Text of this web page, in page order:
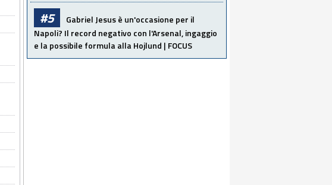
#5
Gabriel Jesus è un'occasione per il
Napoli? Il record negativo con l'Arsenal, ingaggio
e la possibile formula alla Hojlund | FOCUS